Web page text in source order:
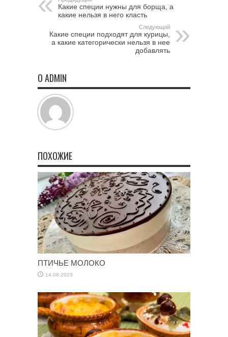
Какие специи нужны для борща, а
какие нельзя в него класть
Следующий
Какие специи подходят для курицы,
а какие категорически нельзя в нее
добавлять
О ADMIN
ПОХОЖИЕ
ПТИЧЬЕ МОЛОКО
14.08.2023